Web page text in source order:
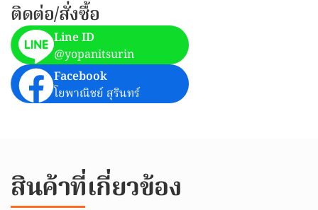
ติดต่อ/สั่งซื้อ
Line ID
@yopanitsurin
Facebook
โยพาณิชย์ สุรินทร์
สินค้าที่เกี่ยวข้อง